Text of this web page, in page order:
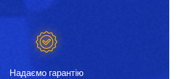
Надаємо гарантію